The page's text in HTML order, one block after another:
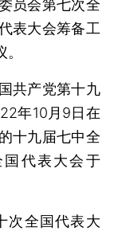
员会第七次全
表大会筹备工
共产党第十九
年10月9日在
十九届七中全
代表大会于
全国代表大